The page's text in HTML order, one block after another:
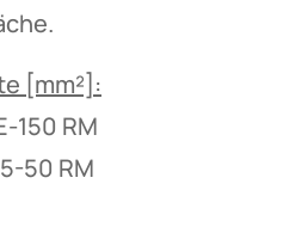
[mm²]:
150 RM
50 RM